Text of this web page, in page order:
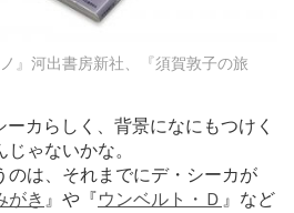
』河出書房新社、『須賀敦子の旅
カらしく、背景になにもつけく
ゃないかな。
は、それまでにデ・シーカが
がき 』や『ウンベルト・Ｄ 』など